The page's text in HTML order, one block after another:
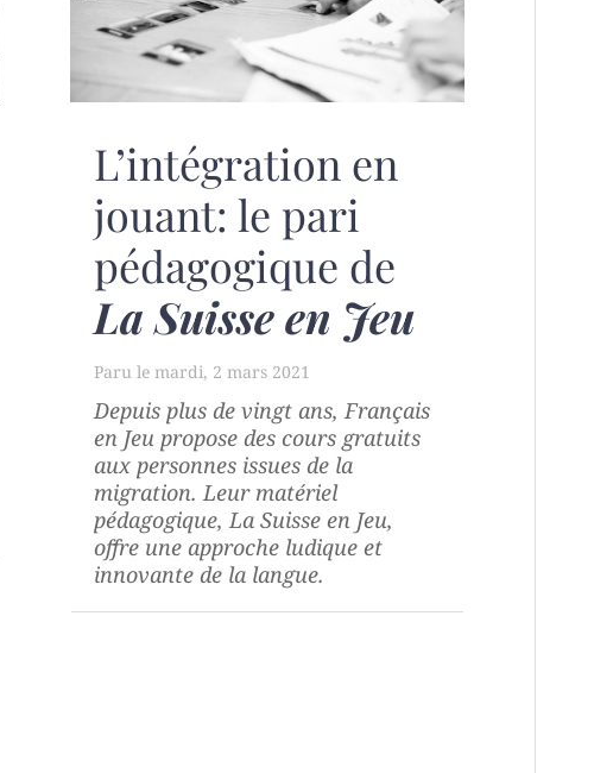
L’intégration en
jouant: le pari
pédagogique de
La Suisse en Jeu
mardi, 2 mars 2021
Depuis plus de vingt ans, Français
en Jeu propose des cours gratuits
aux personnes issues de la
migration. Leur matériel
pédagogique,La Suisse en Jeu,
offre une approche ludique et
innovante de la langue.